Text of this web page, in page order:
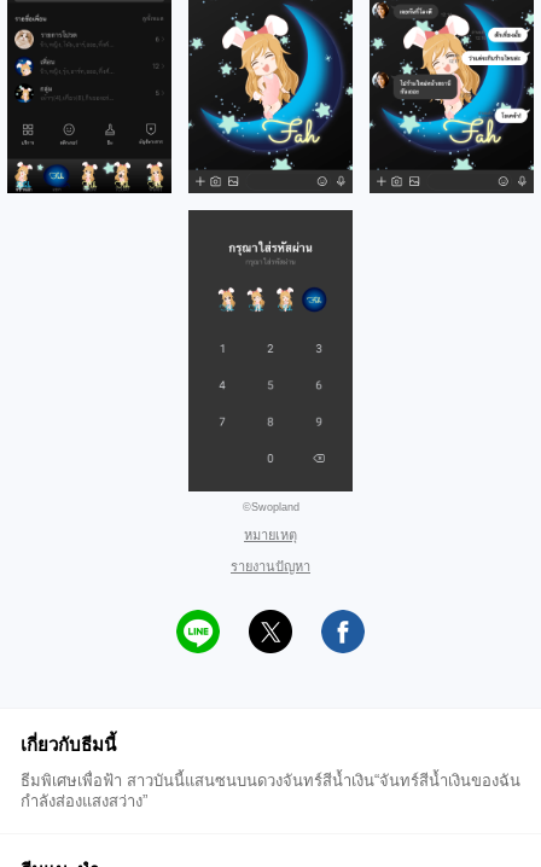
©Swopland
หมายเหตุ
รายงานปัญหา
เกี่ยวกับธีมนี้
ธีมพิเศษเพื่อฟ้า สาวบันนี้แสนซนบนดวงจันทร์สีน้ำเงิน“จันทร์สีน้ำเงินของฉัน
กำลังส่องแสงสว่าง”